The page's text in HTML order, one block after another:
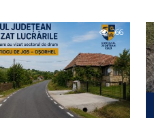
166